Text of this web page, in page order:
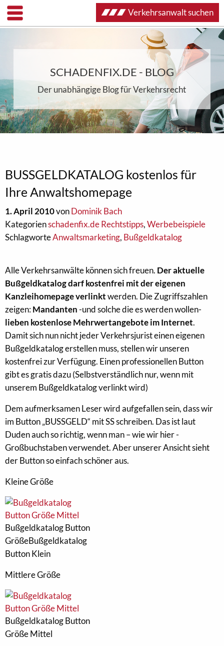
SCHADENFIX.DE - BLOG
Der unabhängige Blog für Verkehrsrecht
BUSSGELDKATALOG kostenlos für
Ihre Anwaltshomepage
1. April 2010vonDominik Bach
Kategorienschadenfix.de Rechtstipps,Werbebeispiele
SchlagworteAnwaltsmarketing, Bußgeldkatalog
Alle Verkehrsanwälte können sich freuen. Der aktuelle
Bußgeldkatalog darf kostenfrei mit der eigenen
Kanzleihomepage verlinktwerden. Die Zugriffszahlen
zeigen:Mandanten-und solche die es werden wollen-
lieben kostenlose Mehrwertangebote im Internet.
Damit sich nun nicht jeder Verkehrsjurist einen eigenen
Bußgeldkatalog erstellen muss, stellen wir unseren
kostenfrei zur Verfügung. Einen professionellen Button
gibt es gratis dazu (Selbstverständlich nur, wenn mit
unserem Bußgeldkatalog verlinkt wird)
Dem aufmerksamen Leser wird aufgefallen sein, dass wir
im Button „BUSSGELD“ mit SS schreiben. Das ist laut
Duden auch so richtig, wenn man – wie wir hier -
Großbuchstaben verwendet. Aber unserer Ansicht sieht
der Button so einfach schöner aus.
Kleine Größe
Bußgeldkatalog Button
GrößeBußgeldkatalog
Button Klein
Mittlere Größe
Bußgeldkatalog Button
Größe Mittel
Verkehrsanwalt suchen